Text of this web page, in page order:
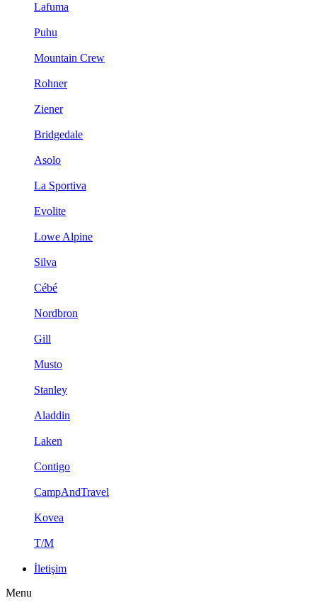
Lafuma
Puhu
Mountain Crew
Rohner
Ziener
Bridgedale
Asolo
La Sportiva
Evolite
Lowe Alpine
Silva
Cébé
Nordbron
Gill
Musto
Stanley
Aladdin
Laken
Contigo
CampAndTravel
Kovea
T/M
İletişim
Menu